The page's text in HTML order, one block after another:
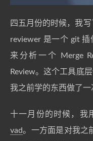
四五月份的时候，我
reviewer 是一个 git
来分析一个 Merge
Review。这个工具底
我之前学的东西做了一
十一月份的时候，我
vad。一方面是对我之